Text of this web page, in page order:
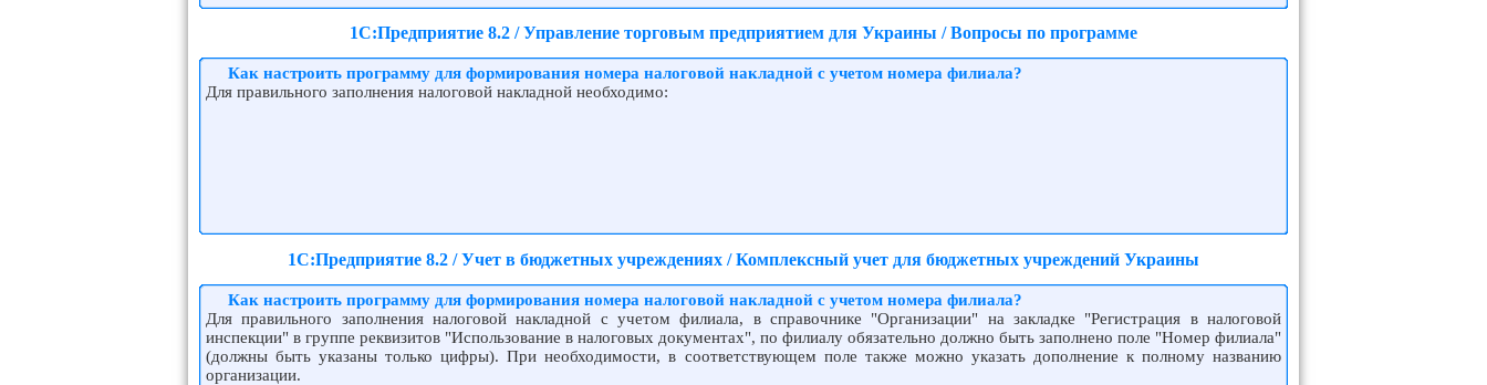
1С:Предприятие 8.2 / Управление торговым предприятием для Украины / Вопросы по программе
Как настроить программу для формирования номера налоговой накладной с учетом номера филиала?
Для правильного заполнения налоговой накладной необходимо:
1С:Предприятие 8.2 / Учет в бюджетных учреждениях / Комплексный учет для бюджетных учреждений Украины
Как настроить программу для формирования номера налоговой накладной с учетом номера филиала?
Для правильного заполнения налоговой накладной с учетом филиала, в справочнике "Организации" на закладке "Регистрация в налоговой
инспекции" в группе реквизитов "Использование в налоговых документах", по филиалу обязательно должно быть заполнено поле "Номер филиала"
(должны быть указаны только цифры). При необходимости, в соответствующем поле также можно указать дополнение к полному названию
организации.